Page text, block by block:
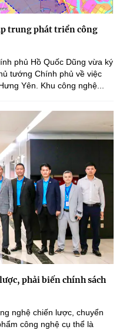
trung phát triển công
phủ Hồ Quốc Dũng vừa ký
tướng Chính phủ về việc
Yên. Khu công nghệ...
phải biến chính sách
nghệ chiến lược, chuyển
công nghệ cụ thể là